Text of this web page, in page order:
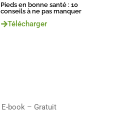
Pieds en bonne santé : 10
conseils à ne pas manquer
Télécharger
E-book – Gratuit